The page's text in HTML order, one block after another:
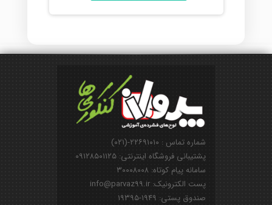
شماره تماس : ۲۲۶۹۱۰۱۰-(۰۲۱)
پشتیبانی فروشگاه اینترنتی: ۰۹۱۲۸۵۰۱۱۲۵
سامانه پیام کوتاه: ۳۰۰۰۸۰۰۸
پست الکترونیک: info@parvaz99.ir
صندوق پستی: ۱۹۴۹-۱۹۳۹۵